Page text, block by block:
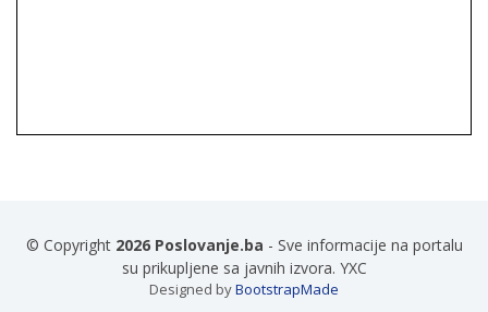
© Copyright 2026 Poslovanje.ba - Sve informacije na portalu
su prikupljene sa javnih izvora. YXC
Designed byBootstrapMade